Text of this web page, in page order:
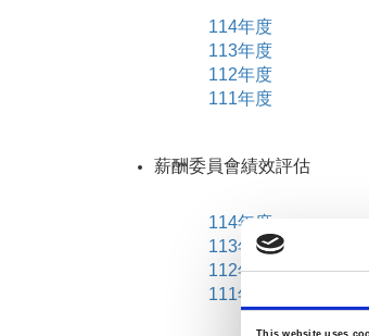
114年度
113年度
112年度
111年度
薪酬委員會績效評估
114年度
113年度
112年度
111年度